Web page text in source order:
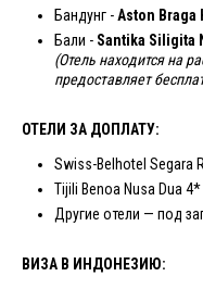
Бандунг -Aston Braga
Бали - Santika Siligita
(Отель находится на
предоставляет
ОТЕЛИ ЗА ДОПЛАТУ:
Swiss-Belhotel Segara
Tijili Benoa Nusa Dua
Другие отели — под
ВИЗА В ИНДОНЕЗИЮ: